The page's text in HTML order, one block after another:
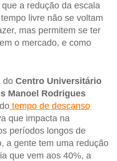
a redução da escala
livre não se voltam
mas permitem se ter
o mercado, e como
do Centro Universitário
Manoel Rodrigues
tempo de descanso
que impacta na
períodos longos de
a gente tem uma redução
que vem aos 40%, a